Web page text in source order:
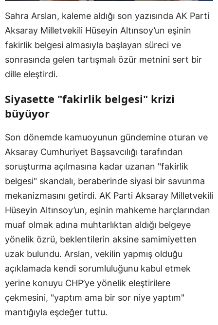
Sahra Arslan, kaleme aldığı son yazısında AK Parti
Aksaray Milletvekili Hüseyin Altınsoy’un eşinin
fakirlik belgesi almasıyla başlayan süreci ve
sonrasında gelen tartışmalı özür metnini sert bir
dille eleştirdi.
Siyasette "fakirlik belgesi" krizi
büyüyor
Son dönemde kamuoyunun gündemine oturan ve
Aksaray Cumhuriyet Başsavcılığı tarafından
soruşturma açılmasına kadar uzanan "fakirlik
belgesi" skandalı, beraberinde siyasi bir savunma
mekanizmasını getirdi. AK Parti Aksaray Milletvekili
Hüseyin Altınsoy’un, eşinin mahkeme harçlarından
muaf olmak adına muhtarlıktan aldığı belgeye
yönelik özrü, beklentilerin aksine samimiyetten
uzak bulundu. Arslan, vekilin yapmış olduğu
açıklamada kendi sorumluluğunu kabul etmek
yerine konuyu CHP’ye yönelik eleştirilere
çekmesini, "yaptım ama bir sor niye yaptım"
mantığıyla eşdeğer tuttu.